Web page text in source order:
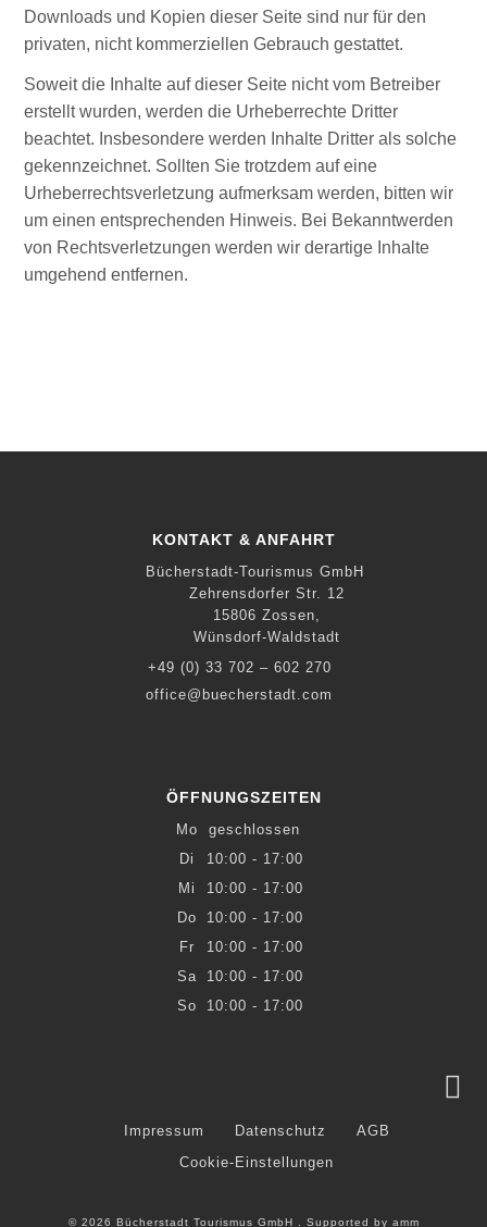
Downloads und Kopien dieser Seite sind nur für den
privaten, nicht kommerziellen Gebrauch gestattet.
Soweit die Inhalte auf dieser Seite nicht vom Betreiber
erstellt wurden, werden die Urheberrechte Dritter
beachtet. Insbesondere werden Inhalte Dritter als solche
gekennzeichnet. Sollten Sie trotzdem auf eine
Urheberrechtsverletzung aufmerksam werden, bitten wir
um einen entsprechenden Hinweis. Bei Bekanntwerden
von Rechtsverletzungen werden wir derartige Inhalte
umgehend entfernen.
KONTAKT & ANFAHRT
Bücherstadt-Tourismus GmbH
Zehrensdorfer Str. 12
15806 Zossen,
Wünsdorf-Waldstadt
+49 (0) 33 702 – 602 270
office@buecherstadt.com
ÖFFNUNGSZEITEN
Mo
geschlossen
Di
10:00 - 17:00
Mi
10:00 - 17:00
Do
10:00 - 17:00
Fr
10:00 - 17:00
Sa
10:00 - 17:00
So
10:00 - 17:00
Impressum Datenschutz
AGB
Cookie-Einstellungen
© 2026 Bücherstadt Tourismus GmbH . Supported by amm